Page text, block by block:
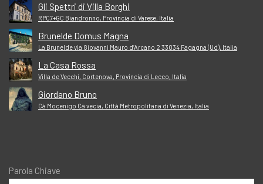
Gli Spettri di Villa Borghi
RPC7+GC Biandronno, Provincia di Varese, Italia
Brunelde Domus Magna
La Brunelde via Giovanni Mauro d’Arcano 2 33034 Fagagna (Ud), Italia
La Casa Rossa
Villa de Vecchi, Cortenova, Provincia di Lecco, Italia
Giordano Bruno
Cà Mocenigo Cà vecia, Città Metropolitana di Venezia, Italia
Parola Chiave